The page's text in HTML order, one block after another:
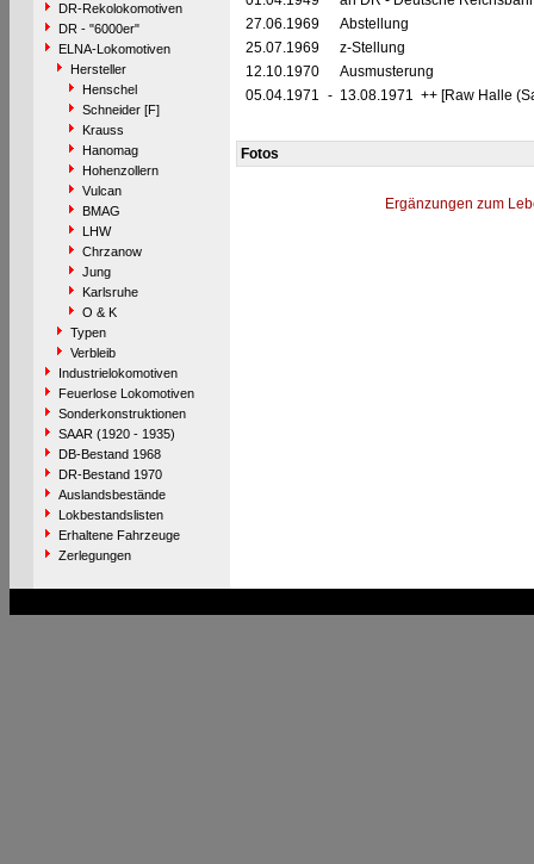
DR-Rekolokomotiven
DR - "6000er"
ELNA-Lokomotiven
Hersteller
Henschel
Schneider [F]
Krauss
Hanomag
Hohenzollern
Vulcan
BMAG
LHW
Chrzanow
Jung
Karlsruhe
O & K
Typen
Verbleib
Industrielokomotiven
Feuerlose Lokomotiven
Sonderkonstruktionen
SAAR (1920 - 1935)
DB-Bestand 1968
DR-Bestand 1970
Auslandsbestände
Lokbestandslisten
Erhaltene Fahrzeuge
Zerlegungen
27.06.1969
Abstellung
25.07.1969
z-Stellung
12.10.1970
Ausmusterung
05.04.1971 - 13.08.1971 ++ [Raw Halle
Fotos
Ergänzungen zum